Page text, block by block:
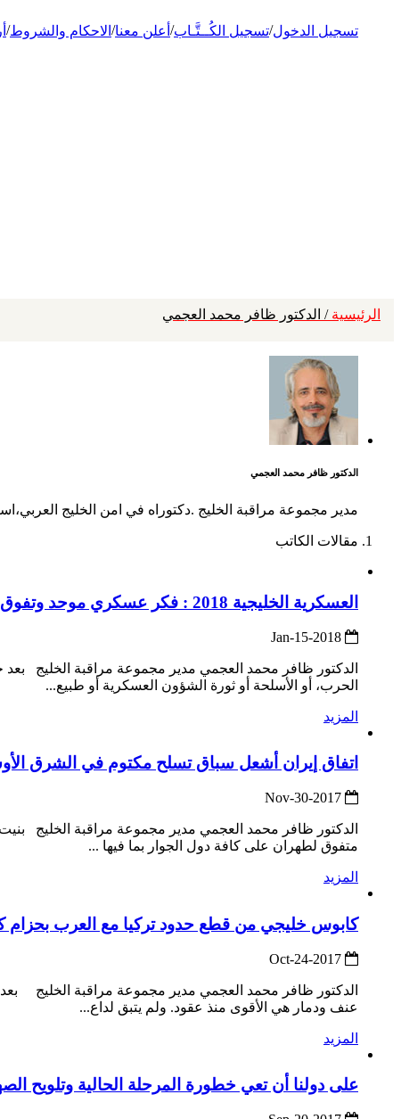
تسجيل الدخول/تسجيل الكُــتَّـاب/ أعلن معنا/ الاحكام والشروط/
الرئيسية / الدكتور ظافر محمد العجمي
الدكتور ظافر محمد العجمي
مدير مجموعة مراقبة الخليج .دكتوراه في امن الخليج
مقالات الكاتب
العسكرية الخليجية 2018 : فكر عسكري موحد وتفوق ناري رغم التحديات
الحرب، أو الأسلحة أو ثورة الشؤون العسكرية أو طبيع...
المزيد
اتفاق إيران أشعل سباق تسلح مكتوم في الشرق
الدكتور ظافر محمد العجمي مدير مجموعة مراقبة الخليج
متفوق لطهران على كافة دول الجوار بما فيها ...
المزيد
كابوس خليجي من قطع حدود تركيا مع العرب بحزام
الدكتور ظافر محمد العجمي مدير مجموعة مراقبة الخليج
عنف ودمار هي الأقوى منذ عقود. ولم يتبق لداع...
المزيد
على دولنا أن تعي خطورة المرحلة الحالية وتلويح